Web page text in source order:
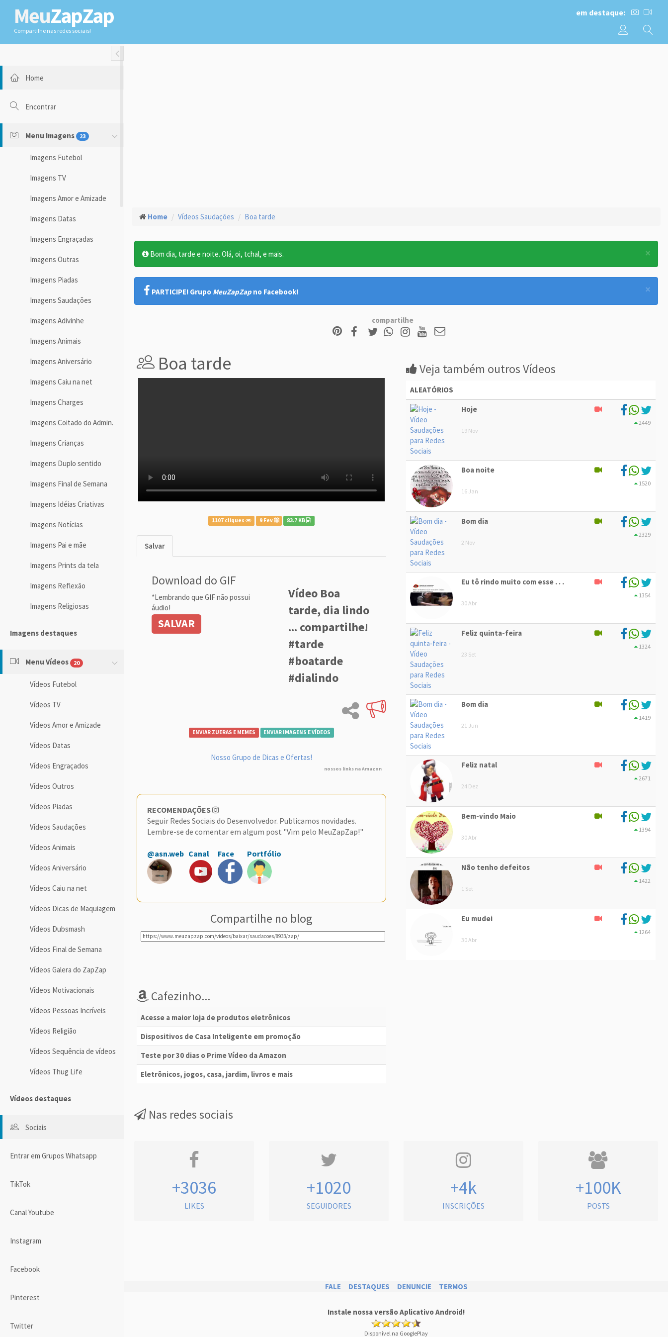
MeuZapZap
Compartilhe nas redes sociais!
em destaque:
Toggle Fullwidth
Home
Encontrar
Menu Imagens 23
Imagens Futebol
Imagens TV
Imagens Amor e Amizade
Imagens Datas
Imagens Engraçadas
Imagens Outras
Imagens Piadas
Imagens Saudações
Imagens Adivinhe
Imagens Animais
Imagens Aniversário
Imagens Caiu na net
Imagens Charges
Imagens Coitado do Admin.
Imagens Crianças
Imagens Duplo sentido
Imagens Final de Semana
Imagens Idéias Criativas
Imagens Notícias
Imagens Pai e mãe
Imagens Prints da tela
Imagens Reflexão
Imagens Religiosas
Imagens destaques
Menu Vídeos 20
Vídeos Futebol
Vídeos TV
Vídeos Amor e Amizade
Vídeos Datas
Vídeos Engraçados
Vídeos Outros
Vídeos Piadas
Vídeos Saudações
Vídeos Animais
Vídeos Aniversário
Vídeos Caiu na net
Vídeos Dicas de Maquiagem
Vídeos Dubsmash
Vídeos Final de Semana
Vídeos Galera do ZapZap
Vídeos Motivacionais
Vídeos Pessoas Incríveis
Vídeos Religião
Vídeos Sequência de vídeos
Vídeos Thug Life
Vídeos destaques
Sociais
Entrar em Grupos Whatsapp
TikTok
Canal Youtube
Instagram
Facebook
Pinterest
Twitter
Home Vídeos Saudações Boa tarde
×
Bom dia, tarde e noite. Olá, oi, tchal, e mais.
×
PARTICIPE! Grupo MeuZapZap no Facebook!
compartilhe
Boa tarde
1107 cliques 9 Fev 83.7 KB
Salvar
Download do GIF
*Lembrando que GIF não possui
áudio!
SALVAR
Vídeo Boa
tarde, dia lindo
... compartilhe!
#tarde
#boatarde
#dialindo
ENVIAR ZUERAS E MEMES ENVIAR IMAGENS E VÍDEOS
Nosso Grupo de Dicas e Ofertas!
nossos links na Amazon
RECOMENDAÇÕES
Seguir Redes Sociais do Desenvolvedor. Publicamos novidades.
Lembre-se de comentar em algum post "Vim pelo MeuZapZap!"
@asn.web Canal Face Portfólio
Compartilhe no blog
Veja também outros Vídeos
ALEATÓRIOS
Hoje
19 Nov
2449
Boa noite
16 Jan
1520
Bom dia
2 Nov
2329
Eu tô rindo muito com esse . . .
30 Abr
1354
Feliz quinta-feira
23 Set
1324
Bom dia
21 Jun
1419
Feliz natal
24 Dez
2671
Bem-vindo Maio
30 Abr
1394
Não tenho defeitos
1 Set
1422
Eu mudei
30 Abr
1264
Cafezinho...
Acesse a maior loja de produtos eletrônicos
Dispositivos de Casa Inteligente em promoção
Teste por 30 dias o Prime Vídeo da Amazon
Eletrônicos, jogos, casa, jardim, livros e mais
Nas redes sociais
+3036
LIKES
+1020
SEGUIDORES
+4k
INSCRIÇÕES
+100K
POSTS
FALE DESTAQUES DENUNCIE TERMOS
Instale nossa versão Aplicativo Android!
Disponível na GooglePlay